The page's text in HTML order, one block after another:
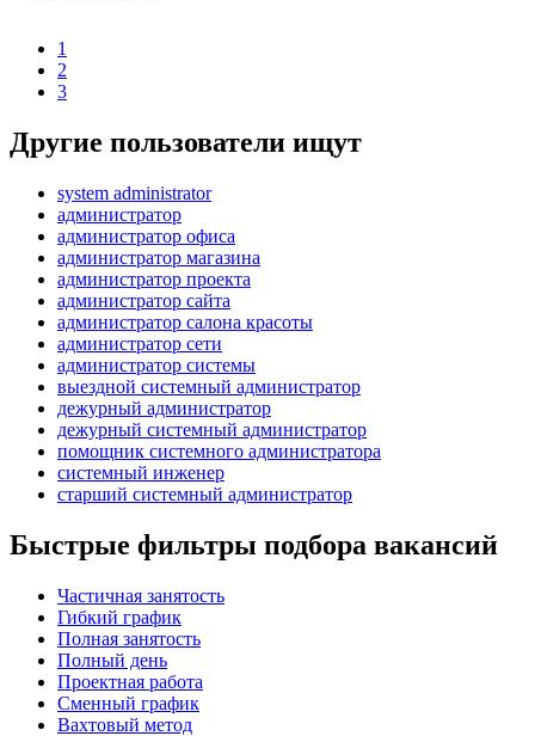
1
2
3
Другие пользователи ищут
system administrator
администратор
администратор офиса
администратор магазина
администратор проекта
администратор сайта
администратор салона красоты
администратор сети
администратор системы
выездной системный администратор
дежурный администратор
дежурный системный администратор
помощник системного администратора
системный инженер
старший системный администратор
Быстрые фильтры подбора вакансий
Частичная занятость
Гибкий график
Полная занятость
Полный день
Проектная работа
Сменный график
Вахтовый метод